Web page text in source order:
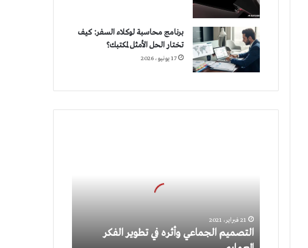
برنامج محاسبة لوكلاء السفر: كيف
تختار الحل الأمثل لمكتبك؟
17 يونيو، 2026
21 فبراير، 2021
التصميم الجماعي وأثره في تطوير الفكر